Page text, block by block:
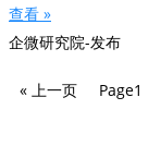
查看 »
企微研究院-发布
« 上一页 Page1